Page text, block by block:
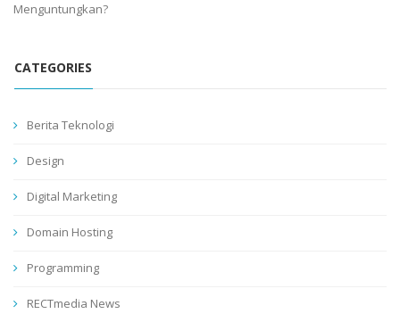
Menguntungkan?
CATEGORIES
Berita Teknologi
Design
Digital Marketing
Domain Hosting
Programming
RECTmedia News